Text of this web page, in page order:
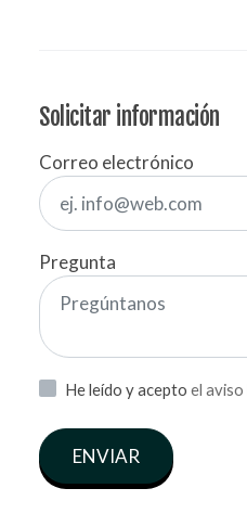
Solicitar información
Correo electrónico
Pregunta
He leído y acepto el aviso
ENVIAR